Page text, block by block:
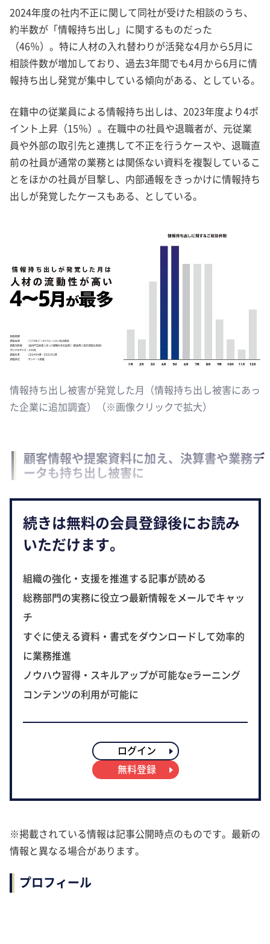
2024年度の社内不正に関して同社が受けた相談のうち、
約半数が「情報持ち出し」に関するものだった
（46％）。特に人材の入れ替わりが活発な4月から5月に
相談件数が増加しており、過去3年間でも4月から6月に情
報持ち出し発覚が集中している傾向がある、としている。
在籍中の従業員による情報持ち出しは、2023年度より4ポ
イント上昇（15％）。在職中の社員や退職者が、元従業
員や外部の取引先と連携して不正を行うケースや、退職直
前の社員が通常の業務とは関係ない資料を複製しているこ
とをほかの社員が目撃し、内部通報をきっかけに情報持ち
出しが発覚したケースもある、としている。
情報持ち出し被害が発覚した月（情報持ち出し被害にあっ
た企業に追加調査）（※画像クリックで拡大）
顧客情報や提案資料に加え、決算書や業務デ
ータも持ち出し被害に
続きは無料の会員登録後にお読み
いただけます。
組織の強化・支援を推進する記事が読める
総務部門の実務に役立つ最新情報をメールでキャッ
チ
すぐに使える資料・書式をダウンロードして効率的
に業務推進
ノウハウ習得・スキルアップが可能なeラーニング
コンテンツの利用が可能に
ログイン
無料登録
※掲載されている情報は記事公開時点のものです。最新の
情報と異なる場合があります。
プロフィール